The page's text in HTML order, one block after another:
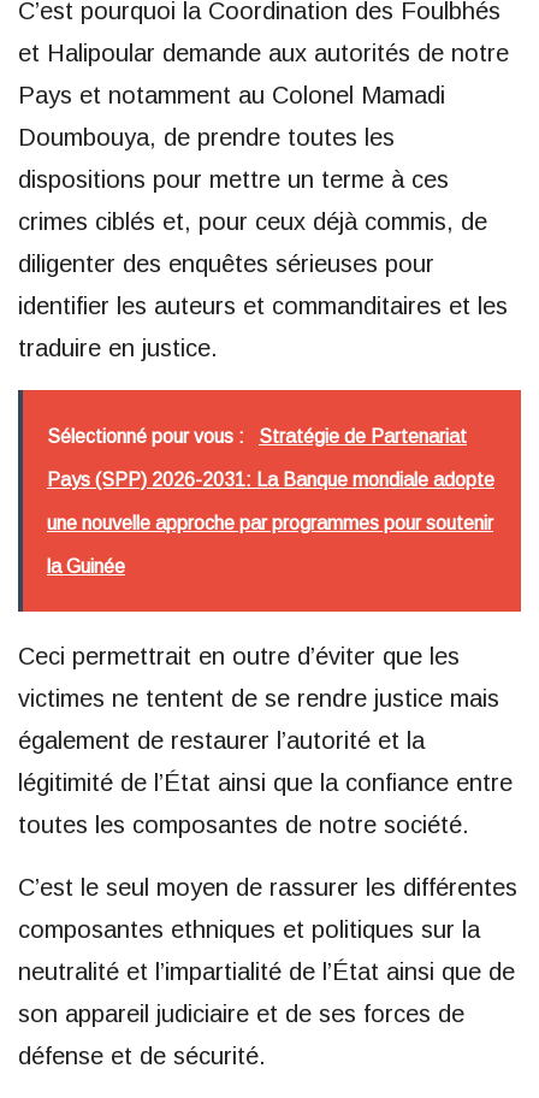
C’est pourquoi la Coordination des Foulbhés
et Halipoular demande aux autorités de notre
Pays et notamment au Colonel Mamadi
Doumbouya, de prendre toutes les
dispositions pour mettre un terme à ces
crimes ciblés et, pour ceux déjà commis, de
diligenter des enquêtes sérieuses pour
identifier les auteurs et commanditaires et les
traduire en justice.
Sélectionné pour vous : Stratégie de Partenariat
Pays (SPP) 2026-2031: La Banque mondiale adopte
une nouvelle approche par programmes pour soutenir
la Guinée
Ceci permettrait en outre d’éviter que les
victimes ne tentent de se rendre justice mais
également de restaurer l’autorité et la
légitimité de l’État ainsi que la confiance entre
toutes les composantes de notre société.
C’est le seul moyen de rassurer les différentes
composantes ethniques et politiques sur la
neutralité et l’impartialité de l’État ainsi que de
son appareil judiciaire et de ses forces de
défense et de sécurité.